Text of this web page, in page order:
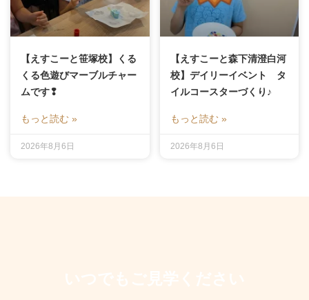
【えすこーと笹塚校】くる
くる色遊びマーブルチャー
ムです❢
もっと読む »
2026年8月6日
【えすこーと森下清澄白河
校】デイリーイベント タ
イルコースターづくり♪
もっと読む »
2026年8月6日